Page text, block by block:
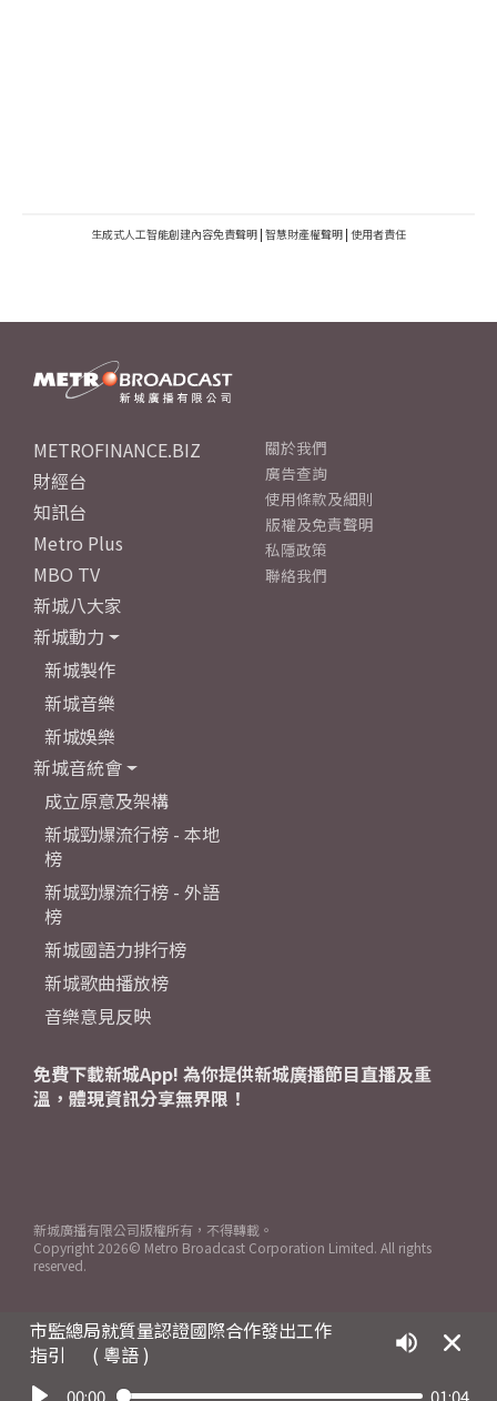
生成式人工智能創建內容免責聲明 | 智慧財產權聲明 | 使用者責任
市監總局就質量認證國際合作發出工作
指引
( 粵語 )
00:00 01:04
METROFINANCE.BIZ
財經台
知訊台
Metro Plus
MBO TV
新城八大家
新城動力
新城製作
新城音樂
新城娛樂
新城音統會
成立原意及架構
新城勁爆流行榜 - 本地
榜
新城勁爆流行榜 - 外語
榜
新城國語力排行榜
新城歌曲播放榜
音樂意見反映
關於我們
廣告查詢
使用條款及細則
版權及免責聲明
私隱政策
聯絡我們
免費下載新城App! 為你提供新城廣播節目直播及重
溫，體現資訊分享無界限！
新城廣播有限公司版權所有，不得轉載。
Copyright 2026© Metro Broadcast Corporation Limited. All rights
reserved.